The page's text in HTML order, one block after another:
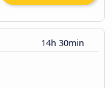
14h 30min